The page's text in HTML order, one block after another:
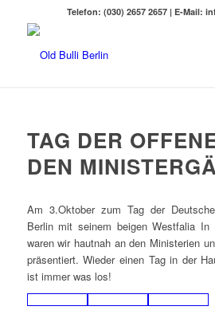
Telefon: (030) 2657 2657 | E-Mail:
TAG DER
DEN
Am 3.Oktober zum Tag der
Berlin mit seinem beigen Westfalia In
waren wir hautnah an den Ministerien
präsentiert. Wieder einen Tag in der
ist immer was los!